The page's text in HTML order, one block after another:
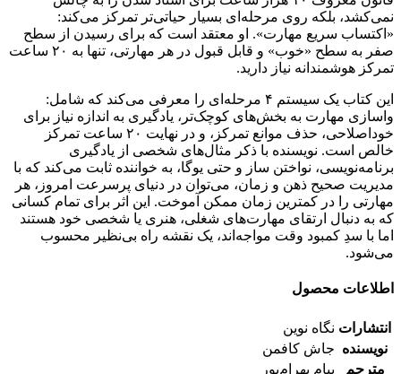
نمی‌کشد، بلکه روی مرحله‌ای بسیار حیاتی‌تر تمرکز می‌کند:
«اکتساب سریع مهارت». او معتقد است که برای رسیدن از سطح
صفر به سطح «خوب» و قابل قبول در هر مهارتی، تنها به ۲۰ ساعت
تمرکز هوشمندانه نیاز دارید.
این کتاب یک سیستم ۴ مرحله‌ای را معرفی می‌کند که شامل:
واسازی مهارت به بخش‌های کوچک‌تر، یادگیری به اندازه نیاز برای
خوداصلاحی، حذف موانع تمرکز، و در نهایت ۲۰ ساعت تمرکز
خالص است. نویسنده با ذکر مثال‌های شخصی از یادگیری
برنامه‌نویسی، نواختن ساز و حتی یوگا، به خواننده ثابت می‌کند که با
مدیریت صحیح ذهن و زمان، می‌توان در دنیای پرسرعت امروز، هر
مهارتی را در کمترین زمان ممکن آموخت. این اثر برای تمام کسانی
که به دنبال ارتقای مهارت‌های شغلی، هنری یا شخصی خود هستند
اما با سدِ کمبود وقت مواجه‌اند، یک نقشه راه بی‌نظیر محسوب
می‌شود.
اطلاعات محصول
انتشارات نگاه نوین
نویسنده جاش کافمن
مترجم
پیام بهرام‌پور